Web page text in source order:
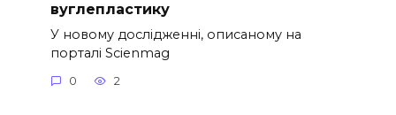
вуглепластику
У новому дослідженні, описаному на
порталі Scienmag
0 2